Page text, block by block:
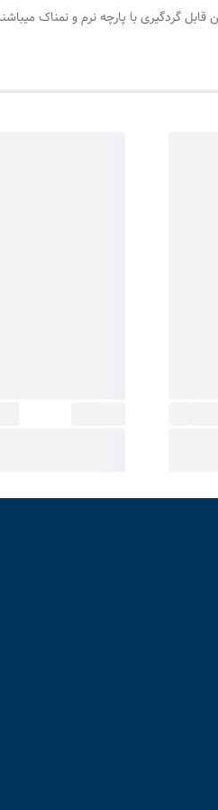
گردگیری با پارچه نرم و نمناک